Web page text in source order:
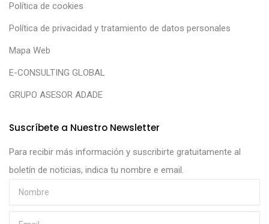
Política de cookies
Política de privacidad y tratamiento de datos personales
Mapa Web
E-CONSULTING GLOBAL
GRUPO ASESOR ADADE
Suscríbete a Nuestro Newsletter
Para recibir más información y suscribirte gratuitamente al
boletín de noticias, indica tu nombre e email.